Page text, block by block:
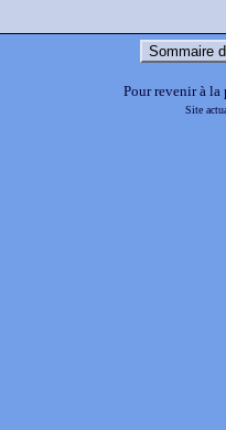
Sommaire
Pour revenir à
Site